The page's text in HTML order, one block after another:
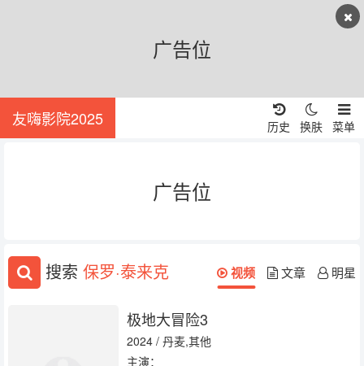
广告位
友嗨影院2025 菜单
换肤
历史
广告位
搜索 保罗·泰来克 视频 文章 明星
极地大冒险3
2024 / 丹麦,其他
主演：